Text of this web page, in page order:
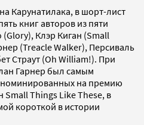
Карунатилака, в шорт-лист
книг авторов из пяти
Клэр Киган (Small
(Treacle Walker), Персиваль
Страут (Oh William!). При
Гарнер был самым
на премию
Small Things Like These, в
короткой в истории